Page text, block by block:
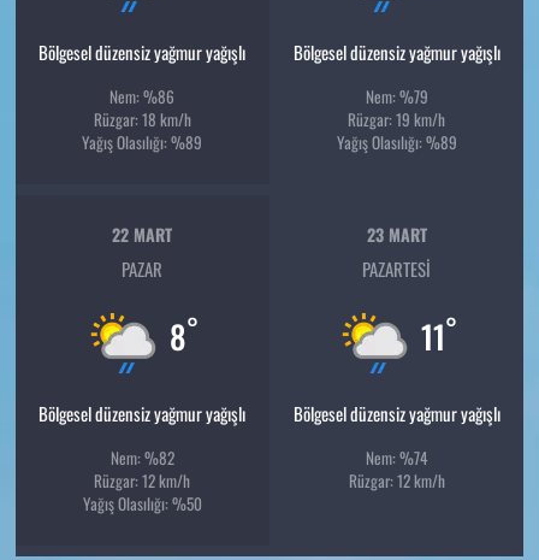
Bölgesel düzensiz yağmur yağışlı
Nem: %86
Rüzgar: 18 km/h
Yağış Olasılığı: %89
Bölgesel düzensiz yağmur yağışlı
Nem: %79
Rüzgar: 19 km/h
Yağış Olasılığı: %89
22 MART
PAZAR
8°
Bölgesel düzensiz yağmur yağışlı
Nem: %82
Rüzgar: 12 km/h
Yağış Olasılığı: %50
23 MART
PAZARTESI
11°
Bölgesel düzensiz yağmur yağışlı
Nem: %74
Rüzgar: 12 km/h